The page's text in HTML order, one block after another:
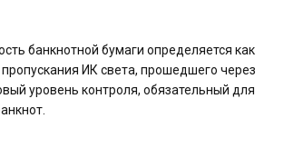
банкнотной бумаги определяется как
ИК света, прошедшего через
уровень контроля, обязательный для